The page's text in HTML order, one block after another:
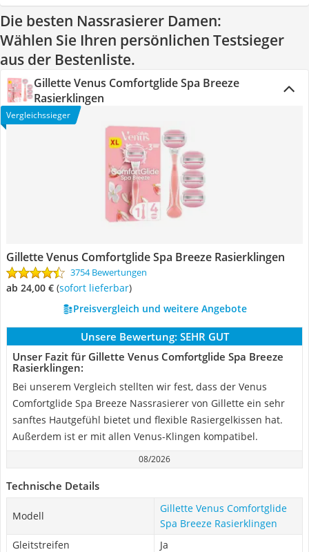
Die besten Nassrasierer Damen:
Wählen Sie Ihren persönlichen Testsieger
aus der Bestenliste.
Gillette Venus Comfortglide Spa Breeze
Rasierklingen
Vergleichssieger
Gillette Venus Comfortglide Spa Breeze Rasierklingen
3754 Bewertungen
ab 24,00 € ( Sofort lieferbar)
Preisvergleich und weitere Angebote
Unsere Bewertung: SEHR GUT
Unser Fazit für Gillette Venus Comfortglide Spa Breeze
Rasierklingen:
Bei unserem Vergleich stellten wir fest, dass der Venus
Comfortglide Spa Breeze Nassrasierer von Gillette ein sehr
sanftes Hautgefühl bietet und flexible Rasiergelkissen hat.
Außerdem ist er mit allen Venus-Klingen kompatibel.
08/2026
Technische Details
Modell
Gillette Venus Comfortglide
Spa Breeze Rasierklingen
Gleitstreifen
Ja